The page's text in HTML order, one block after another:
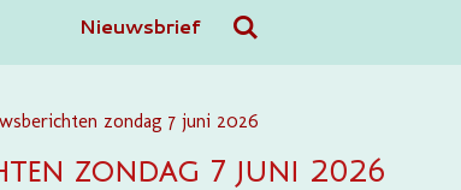
Nieuwsbrief
zondag 7 juni 2026
zondag 7 juni 2026